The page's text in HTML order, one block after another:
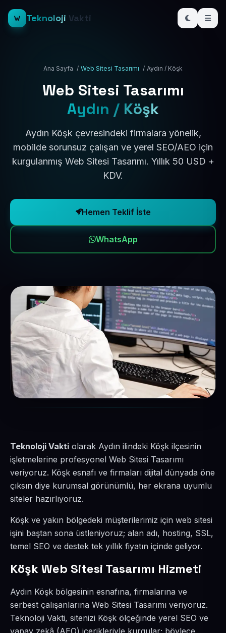
Teknoloji Vakti
Ana Sayfa / Web Sitesi Tasarımı / Aydın / Köşk
Web Sitesi Tasarımı
Aydın / Köşk
Aydın Köşk çevresindeki firmalara yönelik,
mobilde sorunsuz çalışan ve yerel SEO/AEO için
kurgulanmış Web Sitesi Tasarımı. Yıllık 50 USD +
KDV.
Hemen Teklif İste
WhatsApp
Teknoloji Vakti olarak Aydın ilindeki Köşk ilçesinin
işletmelerine profesyonel Web Sitesi Tasarımı
veriyoruz. Köşk esnafı ve firmaları dijital dünyada öne
çıksın diye kurumsal görünümlü, her ekrana uyumlu
siteler hazırlıyoruz.
Köşk ve yakın bölgedeki müşterilerimiz için web sitesi
işini baştan sona üstleniyoruz; alan adı, hosting, SSL,
temel SEO ve destek tek yıllık fiyatın içinde geliyor.
Köşk Web Sitesi Tasarımı Hizmeti
Aydın Köşk bölgesinin esnafına, firmalarına ve
serbest çalışanlarına Web Sitesi Tasarımı veriyoruz.
Teknoloji Vakti, sitenizi Köşk ölçeğinde yerel SEO ve
yapay zekâ (AEO) içerikleriyle kurgular; böylece